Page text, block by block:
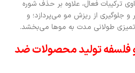
ترکیبات فعال، علاوه بر حذف شوره
جلوگیری از ریزش مو می‌پردازد؛ و
طولانی مدت به موها می‌بخشد.
و فلسفه تولید محصولات ضد